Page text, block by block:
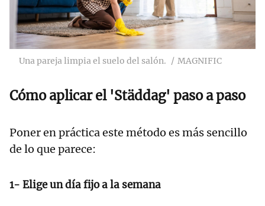
Una pareja limpia el suelo del salón. MAGNIFIC
Cómo aplicar el 'Städdag' paso a paso
Poner en práctica este método es más sencillo
de lo que parece:
1- Elige un día fijo a la semana